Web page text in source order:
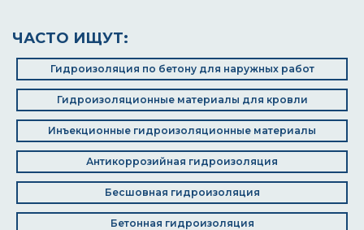
ЧАСТО ИЩУТ:
Гидроизоляция по бетону для наружных работ
Гидроизоляционные материалы для кровли
Инъекционные гидроизоляционные материалы
Антикоррозийная гидроизоляция
Бесшовная гидроизоляция
Бетонная гидроизоляция